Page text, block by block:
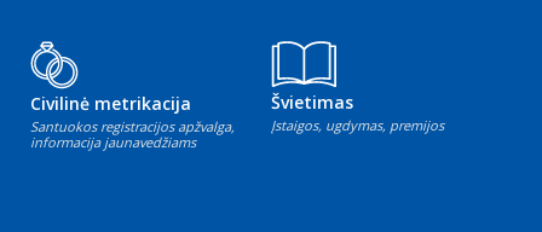
Civilinė metrikacija
Santuokos registracijos apžvalga,
informacija jaunavedžiams
Švietimas
Įstaigos, ugdymas, premijos